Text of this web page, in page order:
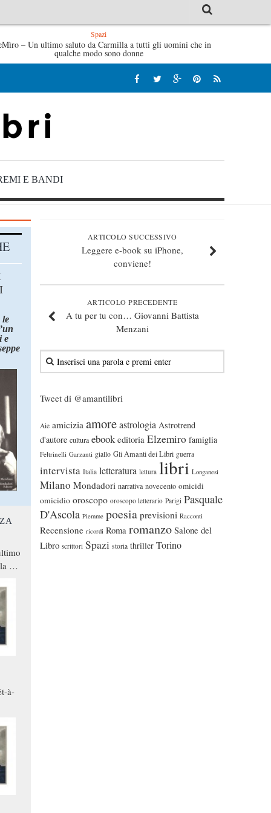
De André – Jan Gaggetta Tutte le mattine di Sybil –
Spazi
– Un ultimo saluto da Carmilla a tutti gli uomini che in
qualche modo sono donne
E BANDI
ARTICOLO SUCCESSIVO
Leggere e-book su iPhone,
conviene!
ARTICOLO PRECEDENTE
A tu per tu con… Giovanni Battista
Menzani
Tweet di @amantilibri
Aie amicizia amoreastrologia Astrotrend
d'autore cultura ebook editoria Elzemiro famiglia
Feltrinelli Garzanti giallo Gli Amanti dei Libri guerra
intervista Italia letteratura lettura libri Longanesi
Milano Mondadori narrativa novecento omicidi
omicidio oroscopo oroscopo letterario Parigi Pasquale
D'Ascola Piemme poesia previsioni Racconti
Recensione ricordi Roma romanzo Salone del
Libro scrittori Spazi storia thriller Torino
le
e
a
à-